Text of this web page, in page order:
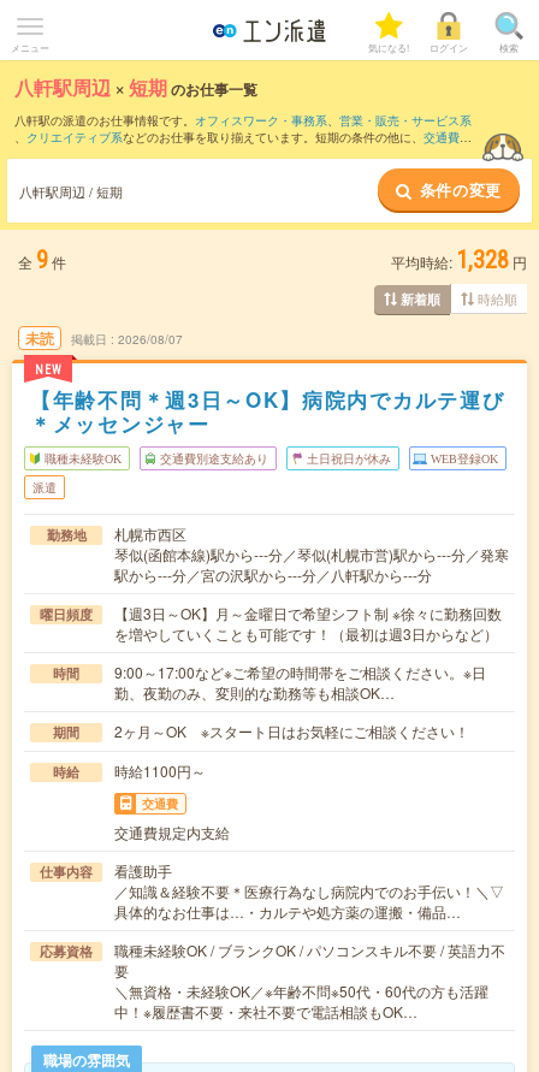
メニュー 気になる! ログイン 検索
八軒駅周辺 ×短期のお仕事一覧
八軒駅の派遣のお仕事情報です。 オフィスワーク・事務系、 営業・販売・サービス系
、 クリエイティブ系などのお仕事を取り揃えています。短期の条件の他に、 交通費別
八軒駅周辺 / 短期 条件の変更
全 9件 平均時給: 1,328 円
新着順 時給順
未読
NEW
掲載日 2026/08/07
【年齢不問＊週3日～OK】病院内でカルテ運び
＊メッセンジャー
職種未経験OK 交通費別途支給あり 土日祝日が休み WEB登録OK
派遣
勤務地
札幌市西区
琴似(函館本線)駅から---分／琴似(札幌市営)駅から---分／発寒
駅から---分／宮の沢駅から---分／八軒駅から---分
曜日頻度
【週3日～OK】月～金曜日で希望シフト制 ※徐々に勤務回数
を増やしていくことも可能です！（最初は週3日からなど）
時間
9:00～17:00など※ご希望の時間帯をご相談ください。※日
勤、夜勤のみ、変則的な勤務等も相談OK…
期間 2ヶ月～OK ※スタート日はお気軽にご相談ください！
時給 時給1100円～
交通費
交通費規定内支給
仕事内容
看護助手
／知識＆経験不要＊医療行為なし病院内でのお手伝い！＼▽
具体的なお仕事は…・カルテや処方薬の運搬・備品…
応募資格
職種未経験OK / ブランクOK / パソコンスキル不要 / 英語力不
要
＼無資格・未経験OK／※年齢不問※50代・60代の方も活躍
中！※履歴書不要・来社不要で電話相談もOK…
職場の雰囲気